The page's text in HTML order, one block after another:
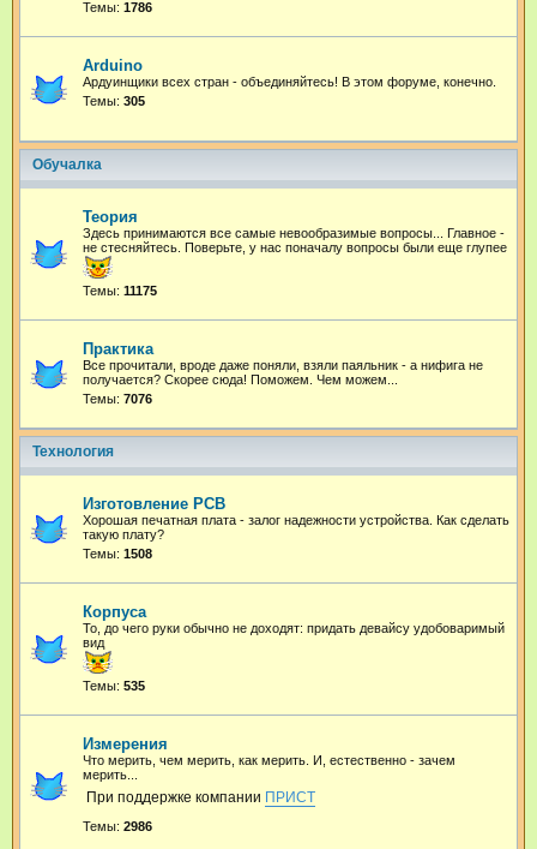
Темы: 1786
Arduino
Ардуинщики всех стран - объединяйтесь! В этом форуме, конечно.
Темы: 305
Обучалка
Теория
Здесь принимаются все самые невообразимые вопросы... Главное -
не стесняйтесь. Поверьте, у нас поначалу вопросы были еще глупее
Темы: 11175
Практика
Все прочитали, вроде даже поняли, взяли паяльник - а нифига не
получается? Скорее сюда! Поможем. Чем можем...
Темы: 7076
Технология
Изготовление PCB
Хорошая печатная плата - залог надежности устройства. Как сделать
такую плату?
Темы: 1508
Корпуса
То, до чего руки обычно не доходят: придать девайсу удобоваримый
вид
Темы: 535
Измерения
Что мерить, чем мерить, как мерить. И, естественно - зачем
мерить...
При поддержке компании ПРИСТ
Темы: 2986